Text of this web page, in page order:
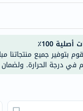
أصلية 100٪
بتوفير جميع منتجاتنا
في درجة الحرارة.